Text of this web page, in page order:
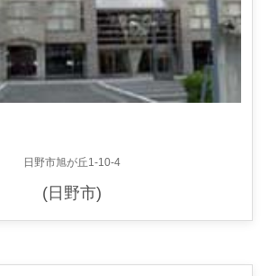
日野市旭が丘1-10-4
(日野市)